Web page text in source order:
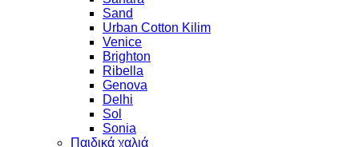
Sand
Urban Cotton Kilim
Venice
Brighton
Ribella
Genova
Delhi
Sol
Sonia
Παιδικά χαλιά